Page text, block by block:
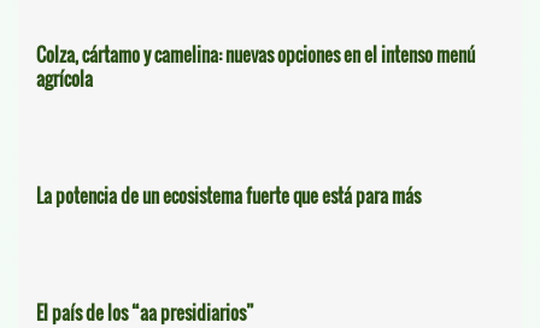
Colza, cártamo y camelina: nuevas opciones en el intenso menú
agrícola
La potencia de un ecosistema fuerte que está para más
El país de los “aa presidiarios”